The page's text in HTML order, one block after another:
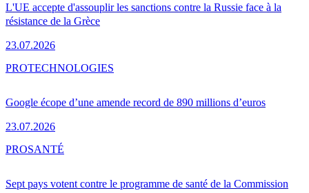
L'UE accepte d'assouplir les sanctions contre la Russie face à la
résistance de la Grèce
23.07.2026
Google écope d’une amende record de 890 millions d’euros
23.07.2026
PROTECHNOLOGIES
Sept pays votent contre le programme de santé de la Commission
PROSANTÉ